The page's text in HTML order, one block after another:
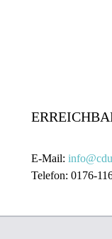
E-Mail:
Telefon: 0176-